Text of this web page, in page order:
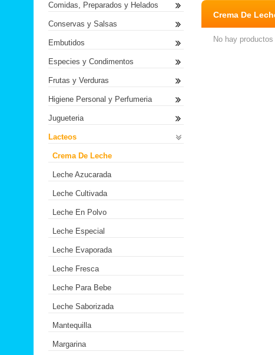
Crema De
No hay
Comidas, Preparados y Helados
Conservas y Salsas
Embutidos
Especies y Condimentos
Frutas y Verduras
Higiene Personal y Perfumeria
Jugueteria
Lacteos
Crema De Leche
Leche Azucarada
Leche Cultivada
Leche En Polvo
Leche Especial
Leche Evaporada
Leche Fresca
Leche Para Bebe
Leche Saborizada
Mantequilla
Margarina